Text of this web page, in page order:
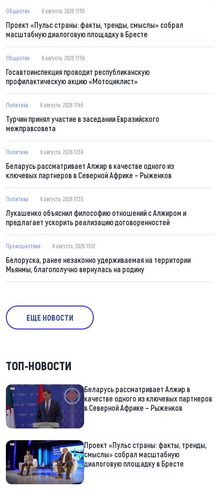
Общество 6 августа, 2026 17:55
Проект «Пульс страны: факты, тренды, смыслы» собрал
масштабную диалоговую площадку в Бресте
Общество 6 августа, 2026 17:50
Госавтоинспекция проводит республиканскую
профилактическую акцию «Мотоциклист»
Политика 6 августа, 2026 17:45
Турчин принял участие в заседании Евразийского
межправсовета
Политика 6 августа, 2026 17:38
Беларусь рассматривает Алжир в качестве одного из
ключевых партнеров в Северной Африке – Рыженков
Политика 6 августа, 2026 17:35
Лукашенко объяснил философию отношений с Алжиром и
предлагает ускорить реализацию договоренностей
Происшествия 6 августа, 2026 15:12
Белоруска, ранее незаконно удерживаемая на территории
Мьянмы, благополучно вернулась на родину
ЕЩЕ НОВОСТИ
ТОП-НОВОСТИ
Беларусь рассматривает Алжир в
качестве одного из ключевых партнеров
в Северной Африке – Рыженков
Проект «Пульс страны: факты, тренды,
смыслы» собрал масштабную
диалоговую площадку в Бресте